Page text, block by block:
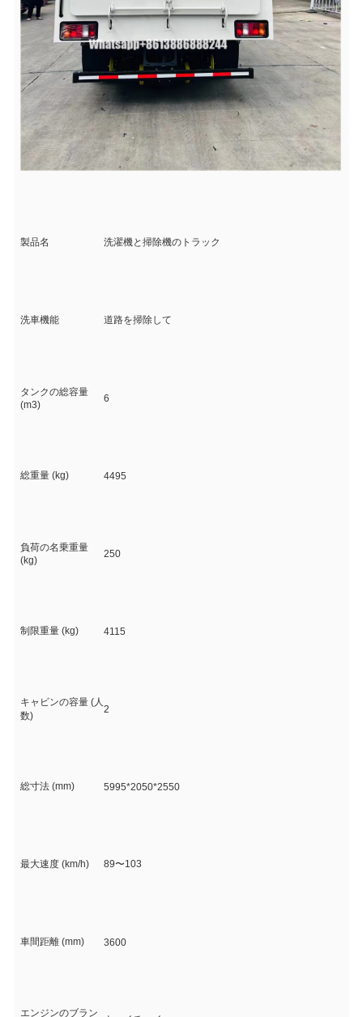
製品名 洗濯機と掃除機のトラック
洗車機能 道路を掃除して
タンクの総容量
(m3)
6
総重量 (kg) 4495
負荷の名乗重量
(kg)
250
制限重量 (kg) 4115
キャビンの容量 (人
数)
2
総寸法 (mm) 5995*2050*2550
最大速度 (km/h) 89〜103
車間距離 (mm) 3600
エンジンのブラン